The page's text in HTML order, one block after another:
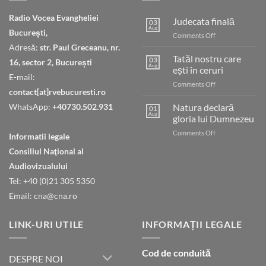
Radio Vocea Evangheliei
București,
Adresă: str. Paul Greceanu, nr.
16, sector 2, București
E-mail:
contact[at]rvebucuresti.ro
WhatsApp: +40730.502.931
Informatii legale
Consiliul Naţional al
Audiovizualului
Tel: +40 (0)21 305 5350
Email: cna@cna.ro
03
Aug
Judecata finală
Comments Offon
03
Aug
Tatăl nostru care
ești în ceruri
Comments Offon
nostru
care
ești
în
01
Aug
Natura declară
gloria lui Dumnezeu
Comments Offon
LINK-URI UTILE
DESPRE NOI
INFORMAȚII LEGALE
Cod de conduită